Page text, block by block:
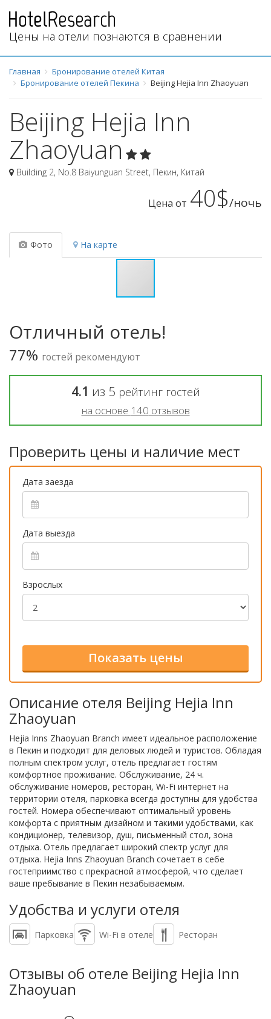
Цены на отели познаются в сравнении
Главная
Бронирование отелей Китая
Бронирование отелей Пекина
Beijing Hejia Inn Zhaoyuan
Beijing Hejia Inn
Zhaoyuan
Building 2, No.8 Baiyunguan Street, Пекин, Китай
Цена от 40$/ночь
Фото На карте
Отличный отель!
77% гостей рекомендуют
4.1 из 5 рейтинг гостей
на основе 140 отзывов
Проверить цены и наличие мест
Дата заезда
Дата выезда
Взрослых
Описание отеля Beijing Hejia Inn
Zhaoyuan
Hejia Inns Zhaoyuan Branch имеет идеальное расположение
в Пекин и подходит для деловых людей и туристов. Обладая
полным спектром услуг, отель предлагает гостям
комфортное проживание. Обслуживание, 24 ч.
обслуживание номеров, ресторан, Wi-Fi интернет на
территории отеля, парковка всегда доступны для удобства
гостей. Номера обеспечивают оптимальный уровень
комфорта с приятным дизайном и такими удобствами, как
кондиционер, телевизор, душ, письменный стол, зона
отдыха. Отель предлагает широкий спектр услуг для
отдыха. Hejia Inns Zhaoyuan Branch сочетает в себе
гостеприимство с прекрасной атмосферой, что сделает
ваше пребывание в Пекин незабываемым.
Удобства и услуги отеля
Парковка Wi-Fi в отеле Ресторан
Отзывы об отеле Beijing Hejia Inn
Zhaoyuan